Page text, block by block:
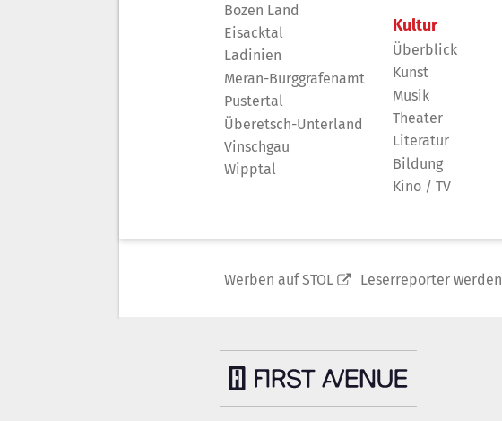
Bozen Land
Eisacktal
Ladinien
Meran-Burggrafenamt
Pustertal
Überetsch-Unterland
Vinschgau
Wipptal
Kultur
Überblick
Kunst
Musik
Theater
Literatur
Bildung
Kino / TV
Werben auf STOL Leserreporter werden